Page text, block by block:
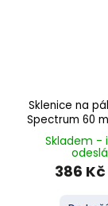
Sklenice na
Spectrum 60
Skladem -
386 Kč